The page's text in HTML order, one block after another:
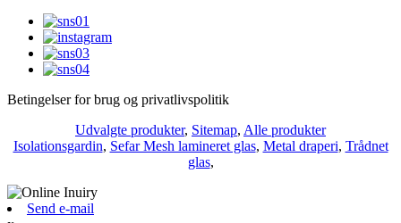
Betingelser for brug og privatlivspolitik
Udvalgte produkter, Sitemap, Alle produkter
Isolationsgardin, Sefar Mesh lamineret glas, Metal draperi, Trådnet
glas,
Send e-mail